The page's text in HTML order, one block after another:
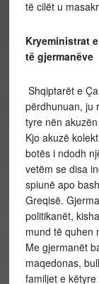
të cilët u
Kryeministrat
të gjermanëve
Shqiptarët e
përdhunuan, ju
tyre nën
Kjo akuzë
botës i ndodh
vetëm se disa
spiunë apo
Greqisë.
politikanët,
mund të quhen
Me gjermanët
maqedonas,
familjet e